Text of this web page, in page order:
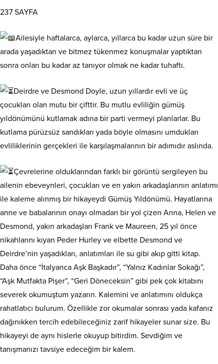
237 SAYFA
Ailesiyle haftalarca, aylarca, yıllarca bu kadar uzun süre bir
arada yaşadıktan ve bitmez tükenmez konuşmalar yaptıktan
sonra onları bu kadar az tanıyor olmak ne kadar tuhaftı.
Deirdre ve Desmond Doyle, uzun yıllardır evli ve üç
çocukları olan mutu bir çifttir. Bu mutlu evliliğin gümüş
yıldönümünü kutlamak adına bir parti vermeyi planlarlar. Bu
kutlama pürüzsüz sandıkları yada böyle olmasını umdukları
evliliklerinin gerçekleri ile karşılaşmalarının bir adımıdır aslında.
Çevrelerine olduklarından farklı bir görüntü sergileyen bu
ailenin ebeveynleri, çocukları ve en yakın arkadaşlarının anlatımı
ile kaleme alınmış bir hikayeydi Gümüş Yıldönümü. Hayatlarına
anne ve babalarının onayı olmadan bir yol çizen Anna, Helen ve
Desmond, yakın arkadaşları Frank ve Maureen, 25 yıl önce
nikahlarını kıyan Peder Hurley ve elbette Desmond ve
Deirdre’nin yaşadıkları, anlatımları ile su gibi akıp gitti kitap.
Daha önce “İtalyanca Aşk Başkadır”, “Yalnız Kadınlar Sokağı”,
“Aşk Mutfakta Pişer”, “Geri Döneceksin” gibi pek çok kitabını
severek okumuştum yazarın. Kalemini ve anlatımını oldukça
rahatlatıcı bulurum. Özellikle zor okumalar sonrası yada kafanız
dağınıkken tercih edebileceğiniz zarif hikayeler sunar size. Bu
hikayeyi de aynı hislerle okuyup bitirdim. Sevdiğim ve
tanışmanızı tavsiye edeceğim bir kalem.